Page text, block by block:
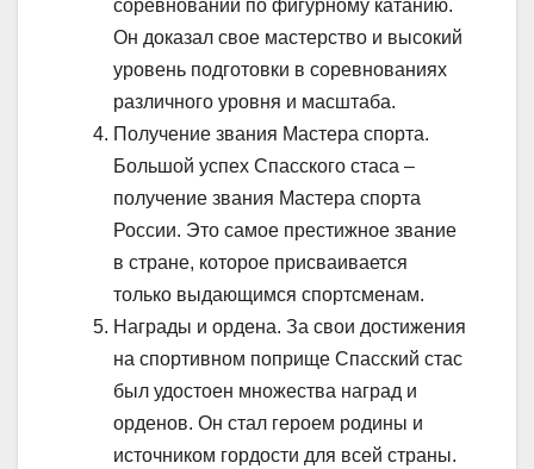
соревнований по фигурному катанию.
Он доказал свое мастерство и высокий
уровень подготовки в соревнованиях
различного уровня и масштаба.
Получение звания Мастера спорта.
Большой успех Спасского стаса –
получение звания Мастера спорта
России. Это самое престижное звание
в стране, которое присваивается
только выдающимся спортсменам.
Награды и ордена. За свои достижения
на спортивном поприще Спасский стас
был удостоен множества наград и
орденов. Он стал героем родины и
источником гордости для всей страны.